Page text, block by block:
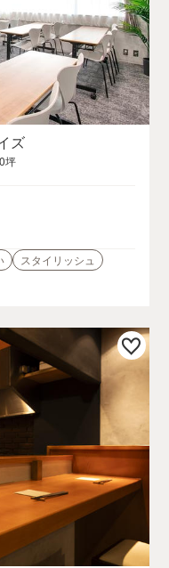
ズ
坪
スタイリッシュ